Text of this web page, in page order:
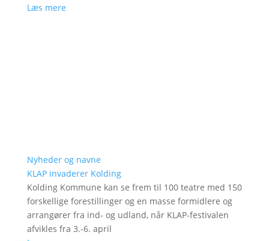
Læs mere
Nyheder og navne
KLAP invaderer Kolding
Kolding Kommune kan se frem til 100 teatre med 150
forskellige forestillinger og en masse formidlere og
arrangører fra ind- og udland, når KLAP-festivalen
afvikles fra 3.-6. april